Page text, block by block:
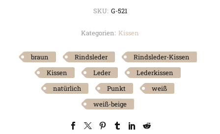
SKU: G-521
Kategorien: Kissen
braun Rindsleder
Rindsleder-Kissen
Kissen
Leder
Lederkissen
natürlich
Punkt
weiß
weiß-beige